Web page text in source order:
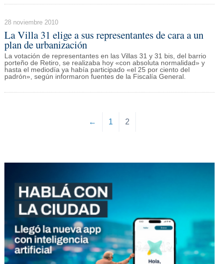
28 noviembre 2010
La Villa 31 elige a sus representantes de cara a un
plan de urbanización
La votación de representantes en las Villas 31 y 31 bis, del barrio
porteño de Retiro, se realizaba hoy «con absoluta normalidad» y
hasta el mediodía ya había participado «el 25 por ciento del
padrón», según informaron fuentes de la Fiscalía General.
← 1 2